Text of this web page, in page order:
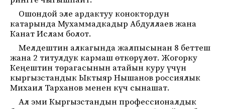
Ошондой эле ардактуу коноктордун
катарындаМухаммадкадыр Абдуллаевжана
Канат Ислам болот.
Мелдештин алкагында жалпысынан 8 беттеш
жана 2 титулдук кармаш өткөрүлөт. Жогорку
Кеңештин төрагасынын атайын куру үчүн
кыргызстандыкЫктыяр Нышановроссиялык
Михаил Тарханов менен күч сынашат.
Ал эми Кыргызстандын профессионалдык